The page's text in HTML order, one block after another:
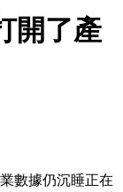
開了產
數據仍沉睡正在